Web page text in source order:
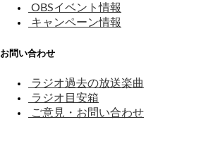
OBSイベント情報
キャンペーン情報
お問い合わせ
ラジオ過去の放送楽曲
ラジオ目安箱
ご意見・お問い合わせ